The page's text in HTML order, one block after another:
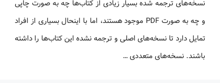
نسخه‌های ترجمه شده بسیار زیادی از کتاب‌ها چه به صورت چاپی
و چه به صورت PDF موجود هستند، اما با اینحال بسیاری از افراد
تمایل دارد تا نسخه‌های اصلی و ترجمه نشده این کتاب‌ها را داشته
باشند. نسخه‌های متعددی …